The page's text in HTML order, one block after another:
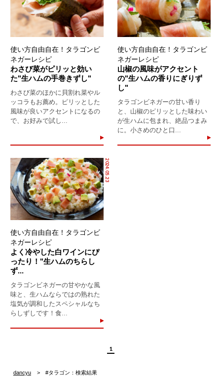
使い方自由自在！タラゴンビ
ネガーレシピ
わさび菜がピリッと効い
た"生ハムの手巻きずし"
わさび菜のほかに貝割れ菜やル
ッコラもお薦め。ピリッとした
風味が良いアクセントになるの
で、お好みで試し...
使い方自由自在！タラゴンビ
ネガーレシピ
山椒の風味がアクセント
の"生ハムの香りにぎりず
し"
タラゴンビネガーの甘い香り
と、山椒のピリッとした味わい
が生ハムに包まれ、絶品つまみ
に。小さめのひと口...
2024.05.23
使い方自由自在！タラゴンビ
ネガーレシピ
よく冷やした白ワインにぴ
ったり！"生ハムのちらし
ず...
タラゴンビネガーの甘やかな風
味と、生ハムならではの熟れた
塩気が調和したスペシャルなち
らしずしです！食...
1
dancyu #タラゴン：検索結果